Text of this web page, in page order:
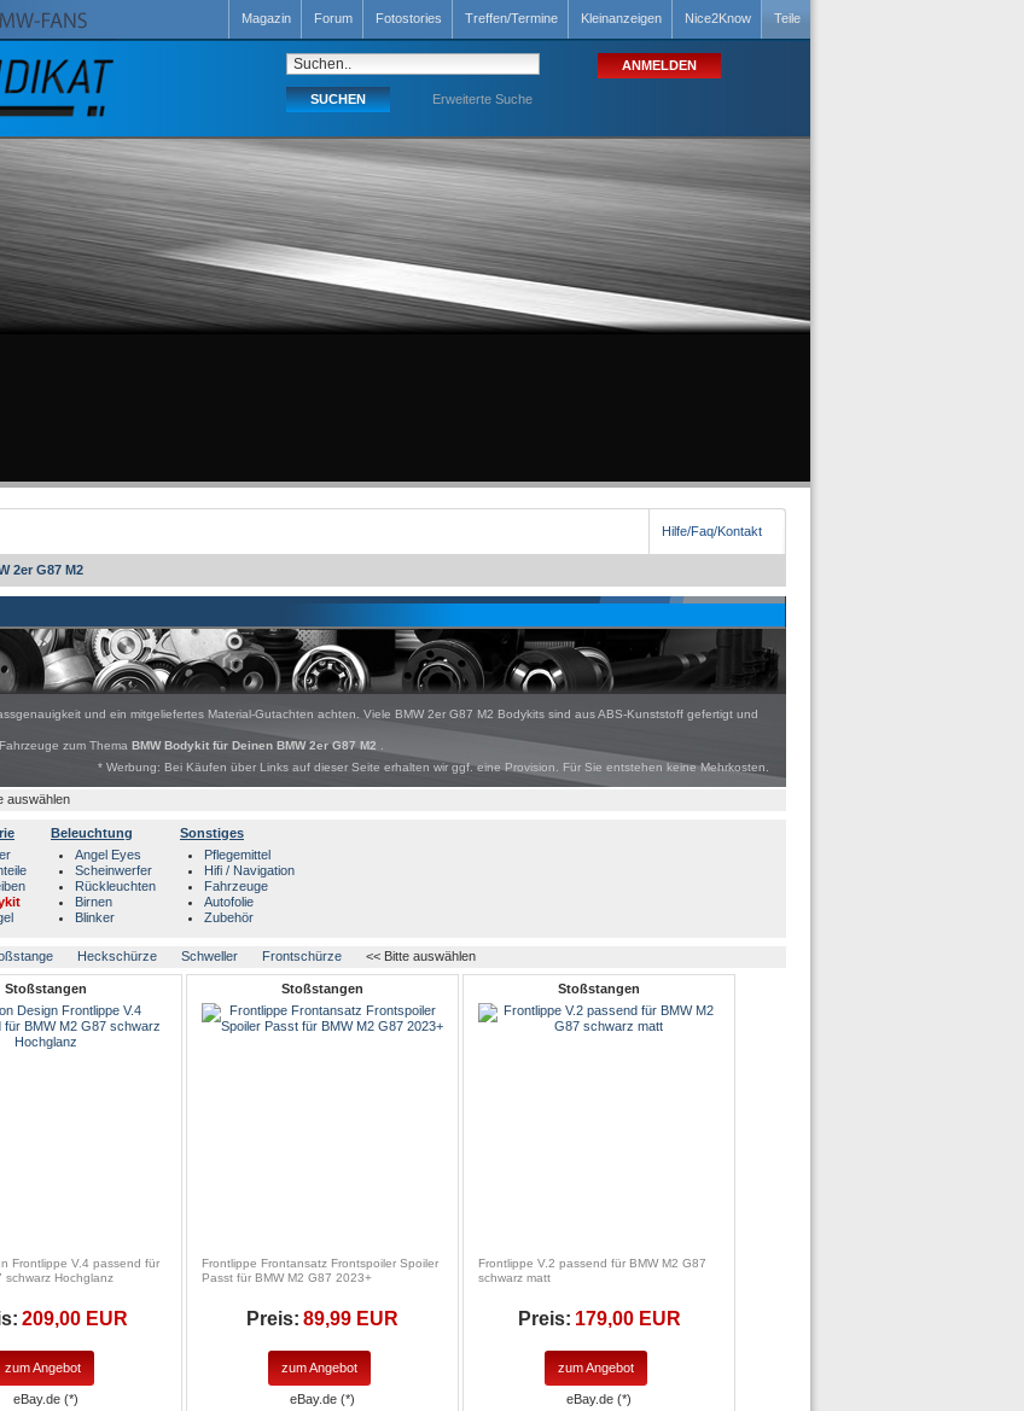
Magazin Forum Fotostories Treffen/Termine Kleinanzeigen Nice2Know Teile
Erweiterte Suche
Hilfe/Faq/Kontakt
2er G87 M2
und ein mitgeliefertes Material-Gutachten achten. Viele BMW 2er G87 M2 Bodykits sind aus ABS-Kunststoff gefertigt und
zum Thema BMW Bodykit für Deinen BMW 2er G87 M2
* Werbung: Bei Käufen über Links auf dieser Seite erhalten wir ggf. eine Provision. Für Sie entstehen keine Mehrkosten.
auswählen
Beleuchtung
Angel Eyes
Scheinwerfer
Rückleuchten
Birnen
Blinker
Sonstiges
Pflegemittel
Hifi / Navigation
Fahrzeuge
Autofolie
Zubehör
Heckschürze Schweller Frontschürze << Bitte auswählen
Stoßstangen
Frontlippe V.4 passend für
schwarz Hochglanz
209,00 EUR
zum Angebot
eBay.de (*)
Stoßstangen
Frontlippe Frontansatz Frontspoiler Spoiler
Passt für BMW M2 G87 2023+
Preis: 89,99 EUR
zum Angebot
eBay.de (*)
Stoßstangen
Frontlippe V.2 passend für BMW M2 G87
schwarz matt
Preis: 179,00 EUR
zum Angebot
eBay.de (*)